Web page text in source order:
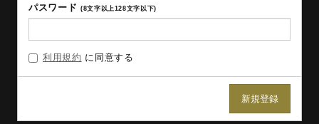
パスワード (8文字以上128文字以下)
利用規約 に同意する